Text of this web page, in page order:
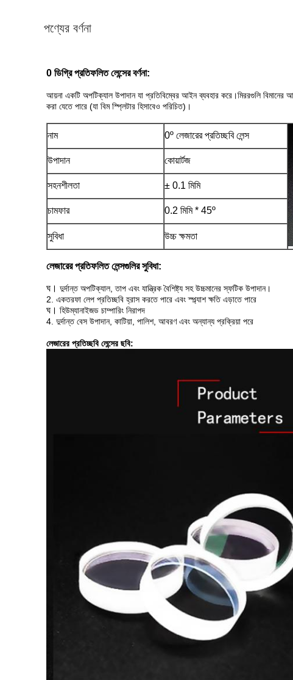
পণ্যের বর্ণনা
0 ডিগ্রি প্রতিফলিত লেন্সের বর্ণনা:
আয়না একটি অপটিক্যাল উপাদান যা প্রতিবিম্বের আইন ব্যবহার করে।মিররগুলি
করা যেতে পারে (যা বিম স্প্লিটার হিসাবেও পরিচিত)।
নাম 0º লেজারের প্রতিচ্ছবি লেন্স
উপাদান কোয়ার্টজ
সহনশীলতা ± 0.1 মিমি
চামফার 0.2 মিমি * 45º
সুবিধা উচ্চ ক্ষমতা
লেজারের প্রতিফলিত লেন্সগুলির সুবিধা:
ঘ। দুর্দান্ত অপটিক্যাল, তাপ এবং যান্ত্রিক বৈশিষ্ট্য সহ উচ্চমানের স্ফটিক উপাদান।
2. একতরফা লেপ প্রতিচ্ছবি হ্রাস করতে পারে এবং স্প্ল্যাশ ক্ষতি এড়াতে পারে
ঘ। হিউম্যানাইজড চাম্পারিং নিরাপদ
4. দুর্দান্ত বেস উপাদান, কাটিয়া, পালিশ, আবরণ এবং অন্যান্য প্রক্রিয়া পরে
লেজারের প্রতিচ্ছবি লেন্সের ছবি: